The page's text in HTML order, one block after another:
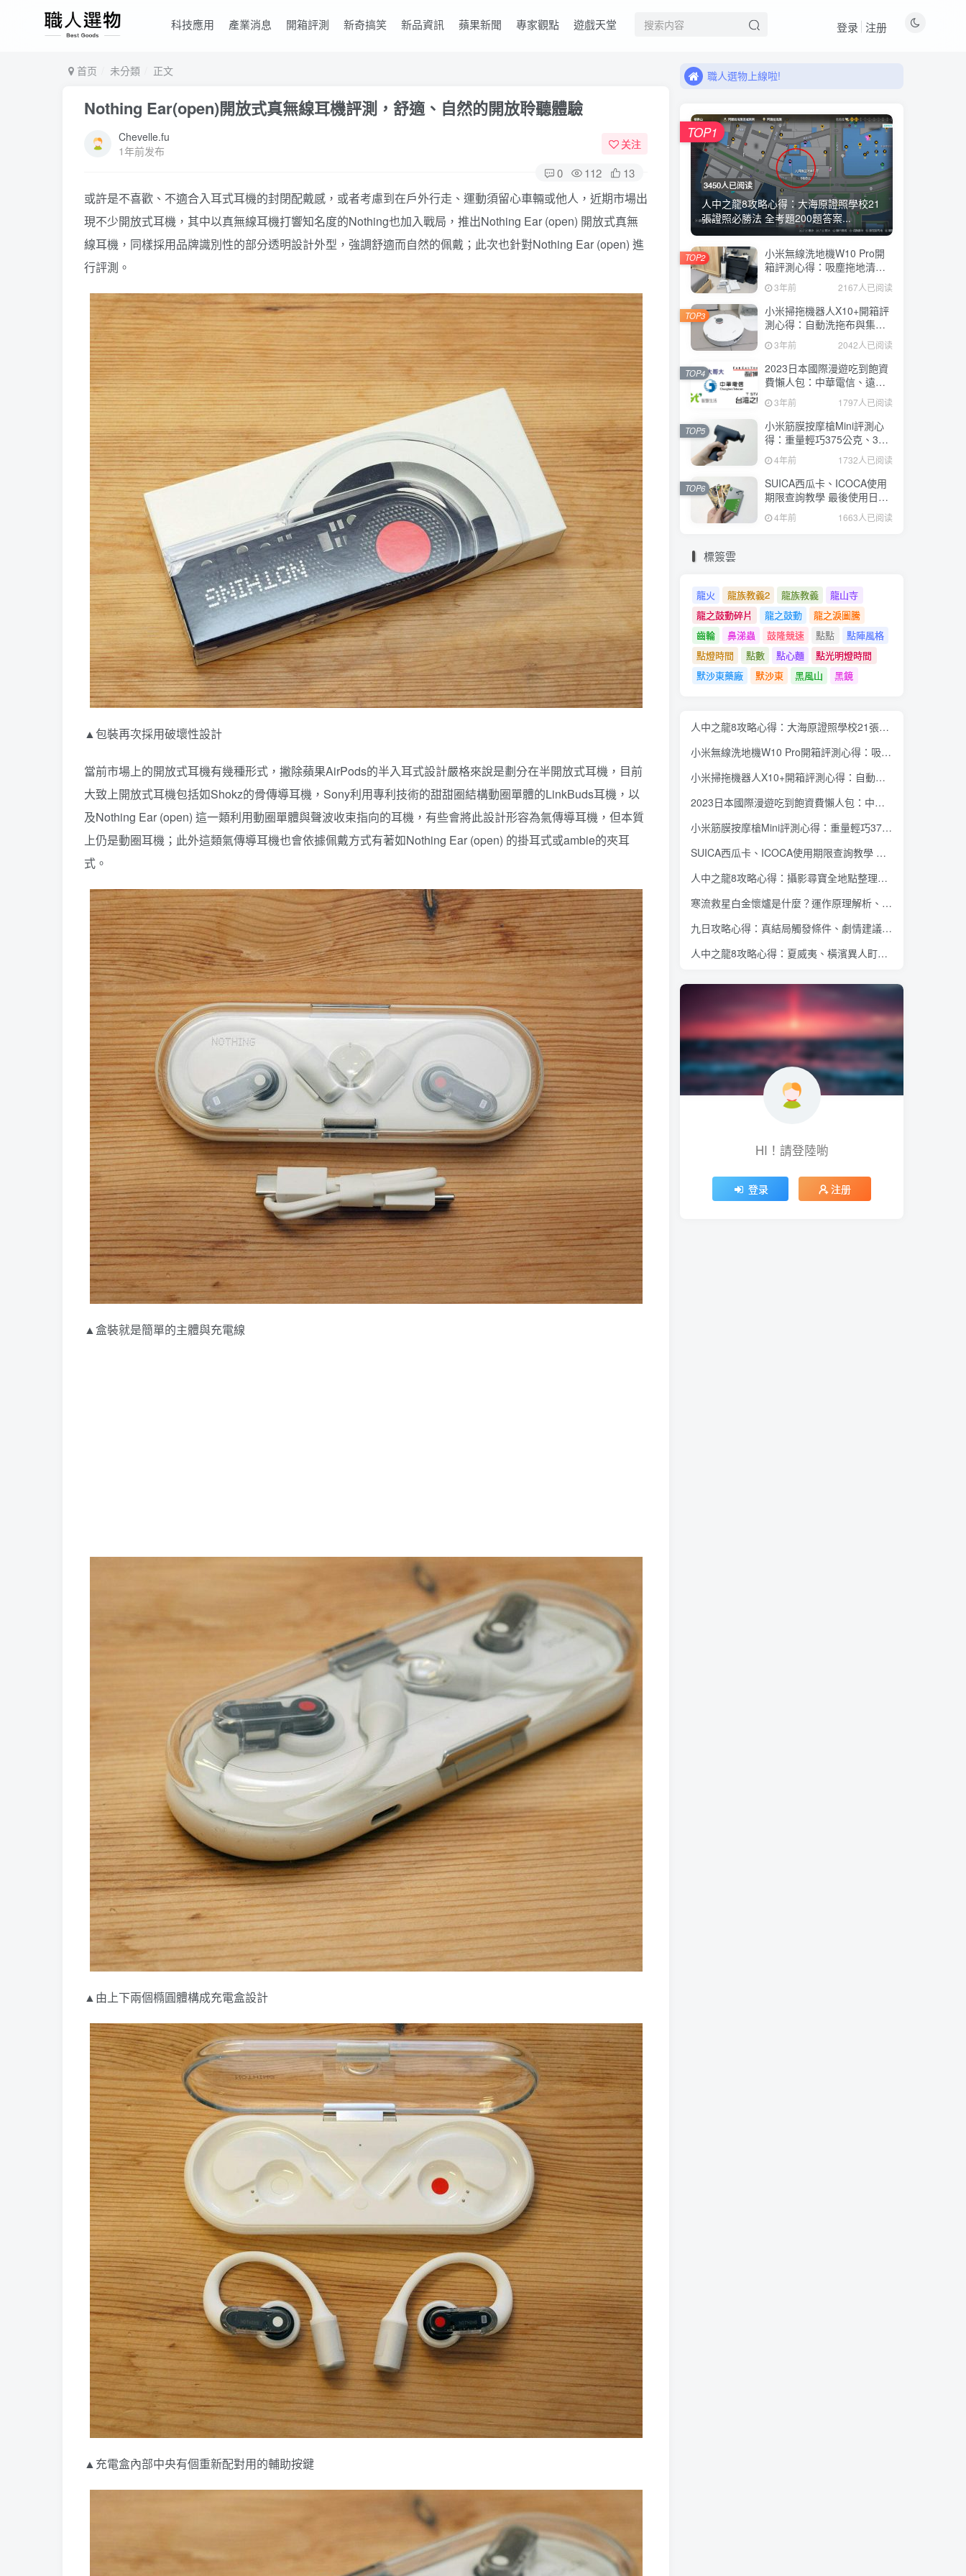
科技應用 產業消息 開箱評測 新奇搞笑 新品資訊 蘋果新聞 專家觀點 遊戲天堂 登录 注册
首页 未分類 正文
Nothing Ear(open)開放式真無線耳機評測，舒適、自然的開放聆聽體驗
Chevelle.fu
1年前发布
关注
0 112 13
或許是不喜歡、不適合入耳式耳機的封閉配戴感，或者考慮到在戶外行走、運動須留心車輛或他人，近期市場出
現不少開放式耳機，其中以真無線耳機打響知名度的Nothing也加入戰局，推出Nothing Ear (open) 開放式真無
線耳機，同樣採用品牌識別性的部分透明設計外型，強調舒適而自然的佩戴；此次也針對Nothing Ear (open) 進
行評測。
▲包裝再次採用破壞性設計
當前市場上的開放式耳機有幾種形式，撇除蘋果AirPods的半入耳式設計嚴格來說是劃分在半開放式耳機，目前
大致上開放式耳機包括如Shokz的骨傳導耳機，Sony利用專利技術的甜甜圈結構動圈單體的LinkBuds耳機，以
及Nothing Ear (open) 這一類利用動圈單體與聲波收束指向的耳機，有些會將此設計形容為氣傳導耳機，但本質
上仍是動圈耳機；此外這類氣傳導耳機也會依據佩戴方式有著如Nothing Ear (open) 的掛耳式或ambie的夾耳
式。
▲盒裝就是簡單的主體與充電線
▲由上下兩個橢圓體構成充電盒設計
▲充電盒內部中央有個重新配對用的輔助按鍵
來看看11月有什麼新品!
來看看11月有什麼新品!
3450人已阅读
人中之龍8攻略心得：大海原證照學校21
張證照必勝法 全考題200題答案...
TOP1
小米無線洗地機W10 Pro開
箱評測心得：吸塵拖地清洗3
合1、90度可調式機身、續航
力35分鐘、售價15995元
3年前 2167人已阅读
TOP2
小米掃拖機器人X10+開箱評
測心得：自動洗拖布與集
塵、旋轉式拖布更乾淨、連
續使用2小時、售價26995元
3年前 2042人已阅读
TOP3
2023日本國際漫遊吃到飽資
費懶人包：中華電信、遠傳
電信、台灣大哥大、台灣之
星、亞太電信
3年前 1797人已阅读
TOP4
小米筋膜按摩槍Mini評測心
得：重量輕巧375公克、3種
替換頭和3種模式、售價
2295元
4年前 1732人已阅读
TOP5
SUICA西瓜卡、ICOCA使用
期限查詢教學 最後使用日10
年內都有效 Android、iOS都
適用4年前 1663人已阅读
TOP6
標簽雲
龍火 龍族教義2 龍族教義
龍山寺
龍之鼓動碎片
龍之鼓動
龍之淚圖騰
齒輪
鼻涕蟲 鼓隆競速 點點
點陣風格
點燈時間
點數 點心麵
點光明燈時間
默沙東藥廠
默沙東 黑風山 黑鏡
人中之龍8攻略心得：大海原證照學校21張證照必勝法 全考題200題答案整理
小米無線洗地機W10 Pro開箱評測心得：吸塵拖地清洗3合1、90度可調式機身、續航力35分鐘、售價15995元
小米掃拖機器人X10+開箱評測心得：自動洗拖布與集塵、旋轉式拖布更乾淨、連續使用2小時、售價26995元
2023日本國際漫遊吃到飽資費懶人包：中華電信、遠傳電信、台灣大哥大、台灣之星、亞太電信
小米筋膜按摩槍Mini評測心得：重量輕巧375公克、3種替換頭和3種模式、售價2295元
SUICA西瓜卡、ICOCA使用期限查詢教學 最後使用日10年內都有效 Android、iOS都適用
人中之龍8攻略心得：攝影尋寶全地點整理、70個夏威夷與40個橫濱拍攝位置圖解
寒流救星白金懷爐是什麼？運作原理解析、相比電暖蛋有哪些優缺點？懷爐挑選方法介紹
九日攻略心得：真結局觸發條件、劇情建議攻略順序、全流程過關整理
人中之龍8攻略心得：夏威夷、橫濱異人町、神室町 全部14位神秘捏捏NPC地圖位置整理
HI！請登陸喲
登录 注册